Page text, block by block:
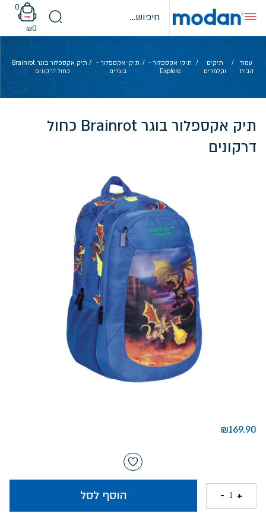
content
0
₪0
עמוד
הבית
/
תיקים
וקלמרים
/ תיקי אקספלור -
Explore
/ תיקי אקספלור -
בוגרים
/ תיק אקספלור בוגר Brainrot
כחול דרקונים
תיק אקספלור בוגר Brainrot כחול
דרקונים
₪169.90
הוסף לסל +
1
-